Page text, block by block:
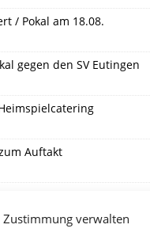
Zustimmung verwalten
/ Pokal am 18.08.
gegen den SV Eutingen
Auftakt